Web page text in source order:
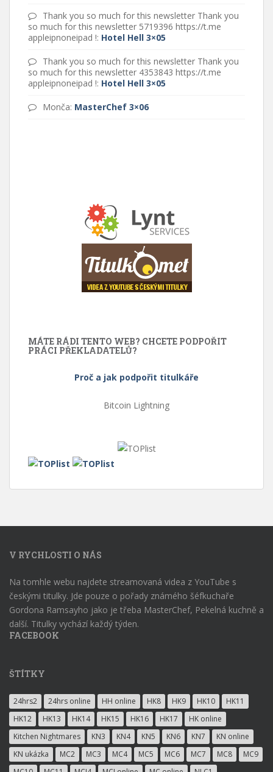
Thank you so much for this newsletter Thank you
so much for this newsletter 5719396 https://t.me
appleipnoneipad !: Hotel Hell 3×05
Thank you so much for this newsletter Thank you
so much for this newsletter 4353843 https://t.me
appleipnoneipad !: Hotel Hell 3×05
Monča: MasterChef 3×06
MÁTE RÁDI TENTO WEB? CHCETE PODPOŘIT
PRÁCI PŘEKLADATELŮ?
Proč a jak podpořit titulkáře
Bitcoin Lightning
V RYCHLOSTI O NÁS
Na tomhle webu najdete streamovaná videa z YouTube s
českými titulky. Jde pouze o pořady známého šéfkuchaře
Gordona Ramsayho jako je třeba MasterChef, Pekelná kuchně a
další. Titulky vychází každý týden.
FACEBOOK
ŠTÍTKY
24hrs2 24hrs online HH online HK8 HK9 HK10
HK11
HK12
HK13 HK14 HK15 HK16 HK17
HK online
Kitchen Nightmares
KN3 KN4 KN5 KN6 KN7
KN online
KN ukázka
MC2 MC3 MC4 MC5 MC6 MC7 MC8
MC9